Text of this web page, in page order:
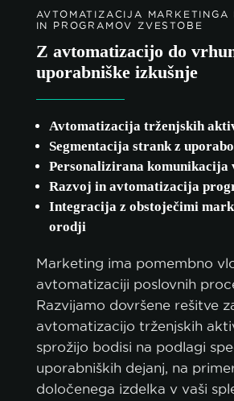
AVTOMATIZACIJA MARKETINGA
IN PROGRAMOV ZVESTOBE
Z avtomatizacijo do
uporabniške izkušnje
Avtomatizacija trženjskih
Segmentacija strank z
Personalizirana komunikacija
Razvoj in avtomatizacija
Integracija z obstoječimi
orodji
Marketing ima pomembno
avtomatizaciji poslovnih
Razvijamo dovršene rešitve
avtomatizacijo trženjskih
sprožijo bodisi na podlagi
uporabniških dejanj, na
določenega izdelka v vaši